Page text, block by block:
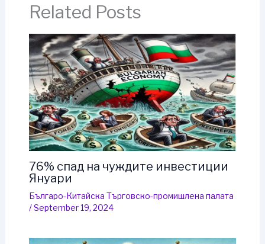
Related Posts
76% спад на чуждите инвестиции
Януари
Българо-Китайска Търговско-промишлена палaта
/September 19, 2024